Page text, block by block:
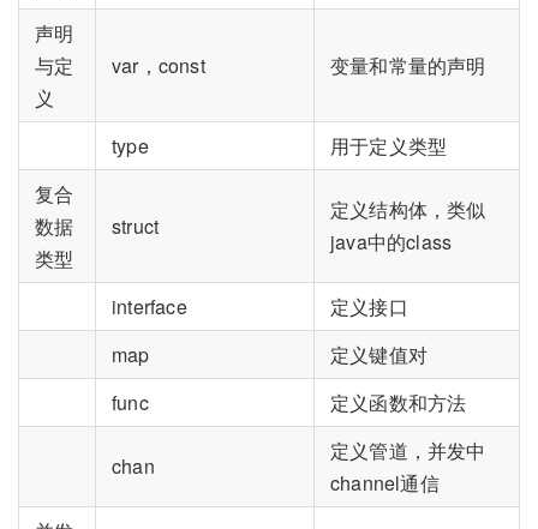
声明
与定
义
var，const 变量和常量的声明
type
用于定义类型
复合
数据
类型
struct
定义结构体，类似
java中的class
interface
定义接口
map
定义键值对
func
定义函数和方法
chan
定义管道，并发中
channel通信